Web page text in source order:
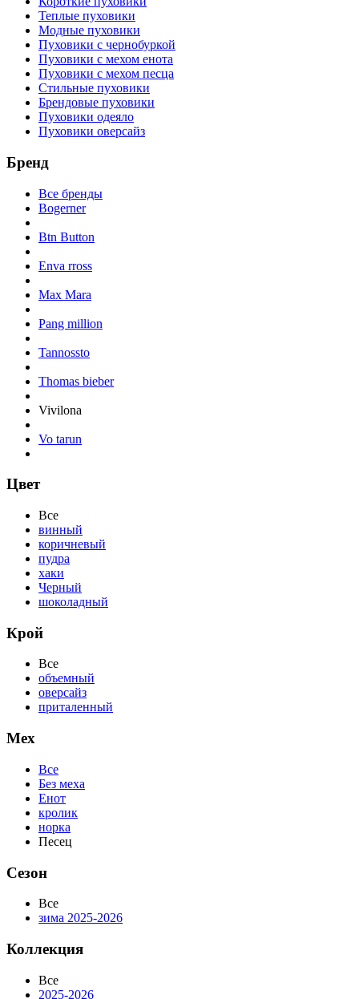
Теплые пуховики
Модные пуховики
Пуховики с чернобуркой
Пуховики с мехом енота
Пуховики с мехом песца
Стильные пуховики
Брендовые пуховики
Пуховики одеяло
Пуховики оверсайз
Бренд
Все бренды
Bogerner
Btn Button
Enva rross
Max Mara
Pang million
Tannossto
Thomas bieber
Vivilona
Vo tarun
Цвет
Все
винный
коричневый
пудра
хаки
Черный
шоколадный
Крой
Все
объемный
оверсайз
приталенный
Мех
Все
Без меха
Енот
кролик
норка
Песец
Сезон
Все
зима 2025-2026
Коллекция
Все
2025-2026